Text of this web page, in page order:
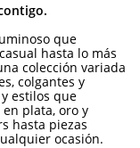
que
hasta lo más
colección variada
colgantes y
estilos que
plata, oro y
hasta piezas
ocasión.